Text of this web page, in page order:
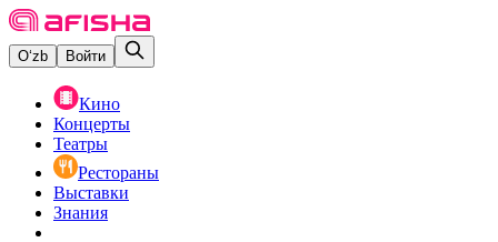
O‘zb Войти
Кино
Концерты
Театры
Рестораны
Выставки
Знания